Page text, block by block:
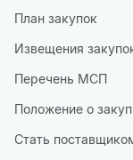
План закупок
Извещения
Перечень МСП
Положение о
Стать